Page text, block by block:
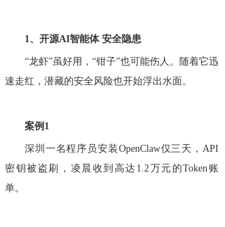
1、开源AI智能体 安全隐患
“龙虾”虽好用，“钳子”也可能伤人。随着它迅
速走红，潜藏的安全风险也开始浮出水面。
案例1
深圳一名程序员安装OpenClaw仅三天，API
密钥被盗刷，凌晨收到高达1.2万元的Token账
单。